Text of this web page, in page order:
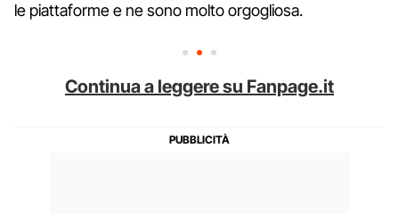
le piattaforme e ne sono molto orgogliosa.
Continua a leggere su Fanpage.it